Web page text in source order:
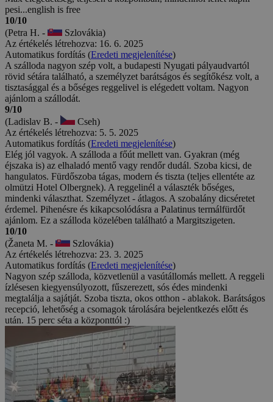
pesi...english is free
10/10
(Petra H. -
Szlovákia)
Az értékelés létrehozva: 16. 6. 2025
Automatikus fordítás (Eredeti megjelenítése)
A szálloda nagyon szép volt, a budapesti Nyugati pályaudvartól
rövid sétára található, a személyzet barátságos és segítőkész volt, a
tisztasággal és a bőséges reggelivel is elégedett voltam. Nagyon
ajánlom a szállodát.
9/10
(Ladislav B. -
Cseh)
Az értékelés létrehozva: 5. 5. 2025
Automatikus fordítás (Eredeti megjelenítése)
Elég jól vagyok. A szálloda a főút mellett van. Gyakran (még
éjszaka is) az elhaladó mentő vagy rendőr dudál. Szoba kicsi, de
hangulatos. Fürdőszoba tágas, modern és tiszta (teljes ellentéte az
olmützi Hotel Olbergnek). A reggelinél a választék bőséges,
mindenki választhat. Személyzet - átlagos. A szobalány dicséretet
érdemel. Pihenésre és kikapcsolódásra a Palatinus termálfürdőt
ajánlom. Ez a szálloda közelében található a Margitszigeten.
10/10
(Žaneta M. -
Szlovákia)
Az értékelés létrehozva: 23. 3. 2025
Automatikus fordítás (Eredeti megjelenítése)
Nagyon szép szálloda, közvetlenül a vasútállomás mellett. A reggeli
ízlésesen kiegyensúlyozott, fűszerezett, sós édes mindenki
megtalálja a sajátját. Szoba tiszta, okos otthon - ablakok. Barátságos
recepció, lehetőség a csomagok tárolására bejelentkezés előtt és
után. 15 perc séta a központtól :)